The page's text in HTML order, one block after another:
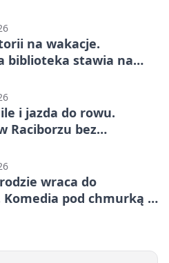
na wakacje.
biblioteka stawia na
i jazda do rowu.
Raciborzu bez
wraca do
Komedia pod chmurką w